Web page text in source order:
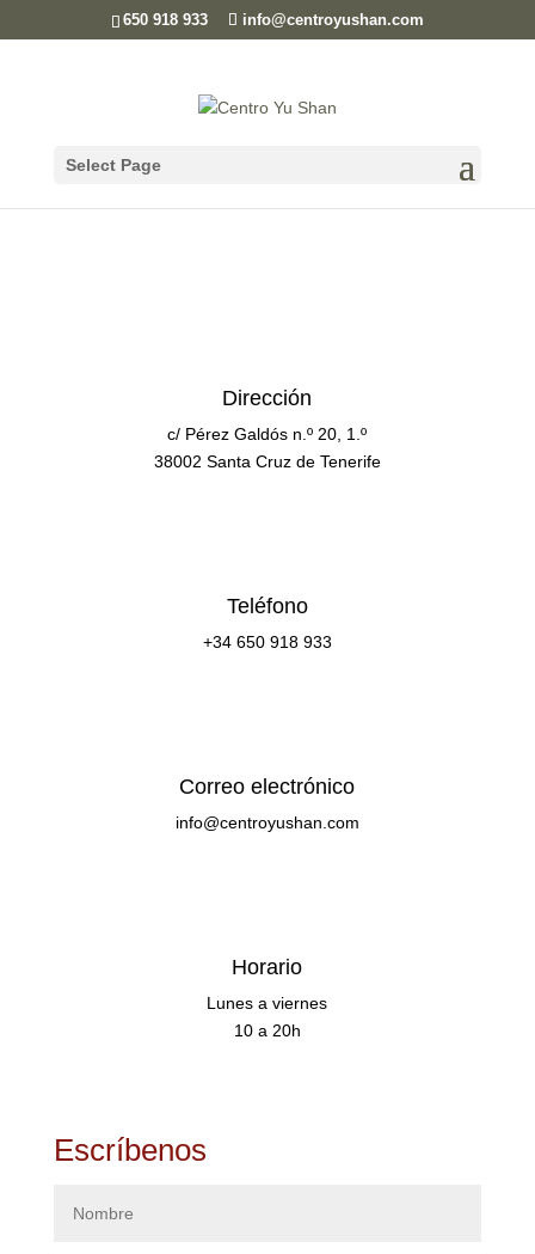
650 918 933 info@centroyushan.com
Select Page
Dirección
c/ Pérez Galdós n.º 20, 1.º
38002 Santa Cruz de Tenerife
Teléfono
+34 650 918 933
Correo electrónico
info@centroyushan.com
Horario
Lunes a viernes
10 a 20h
Escríbenos